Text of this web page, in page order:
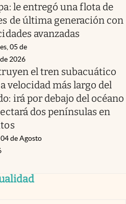
le entregó una flota de
de última generación con
avanzadas
05 de
2026
el tren subacuático
velocidad más largo del
irá por debajo del océano
dos penínsulas en
de Agosto